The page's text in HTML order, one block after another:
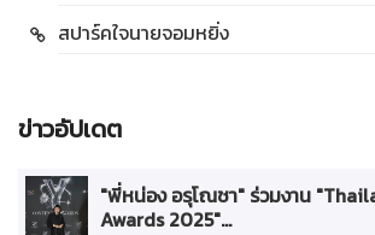
สปาร์คใจนายจอมหยิ่ง
ข่าวอัปเดต
"พี่หน่อง อรุโณชา" ร่วมงาน
Awards 2025"...